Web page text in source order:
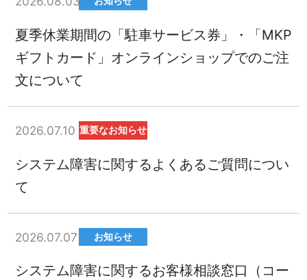
夏季休業期間の「駐車サービス券」・「MKP
ギフトカード」オンラインショップでのご注
文について
2026.07.10 重要なお知らせ
システム障害に関するよくあるご質問につい
て
2026.07.07 お知らせ
システム障害に関するお客様相談窓口（コー